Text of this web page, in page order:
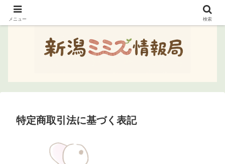
特定商取引法に基づく表記
メニュー 検索